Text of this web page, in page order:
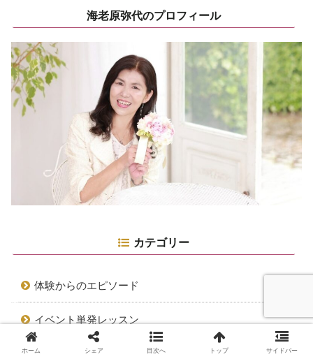
海老原弥代のプロフィール
カテゴリー
体験からのエピソード
イベント単発レッスン
フラワーギブドリームについて
ホーム シェア 目次へ トップ サイドバー